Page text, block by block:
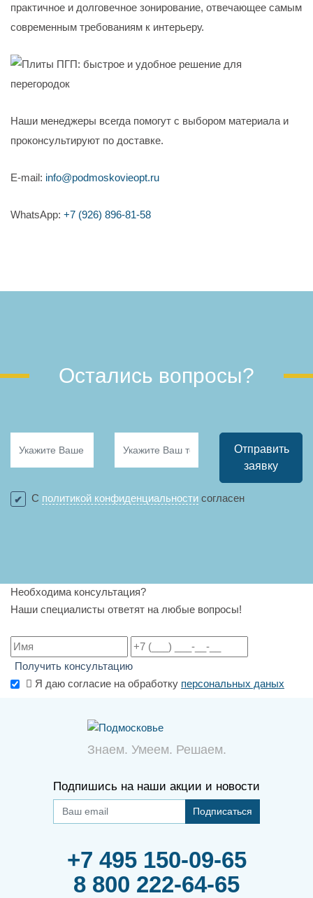
практичное и долговечное зонирование, отвечающее самым
современным требованиям к интерьеру.
Наши менеджеры всегда помогут с выбором материала и
проконсультируют по доставке.
E-mail: info@podmoskovieopt.ru
WhatsApp: +7 (926) 896-81-58
Остались вопросы?
Отправить
заявку
С политикой конфиденциальности согласен
Необходима консультация?
Наши специалисты ответят на любые вопросы!
Получить консультацию
Я даю согласие на обработку персональных даных
Знаем. Умеем. Решаем.
Подпишись на наши акции и новости
Подписаться
+7 495 150-09-65
8 800 222-64-65